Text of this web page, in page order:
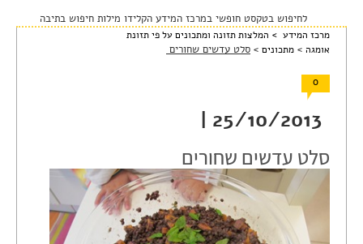
חנות
היכן להשיג
מוצרים ושרותים
מרכז המטפלים
מרכז המידע
סדנאות והרצאות
לחיפוש בטקסט חופשי במרכז המידע הקלידו מילות חיפוש בתיבה
מרכז המידע > המלצות תזונה ומתכונים על פי תזונת
אומגה > מתכונים > סלט עדשים שחורים
0
25/10/2013 |
סלט עדשים שחורים